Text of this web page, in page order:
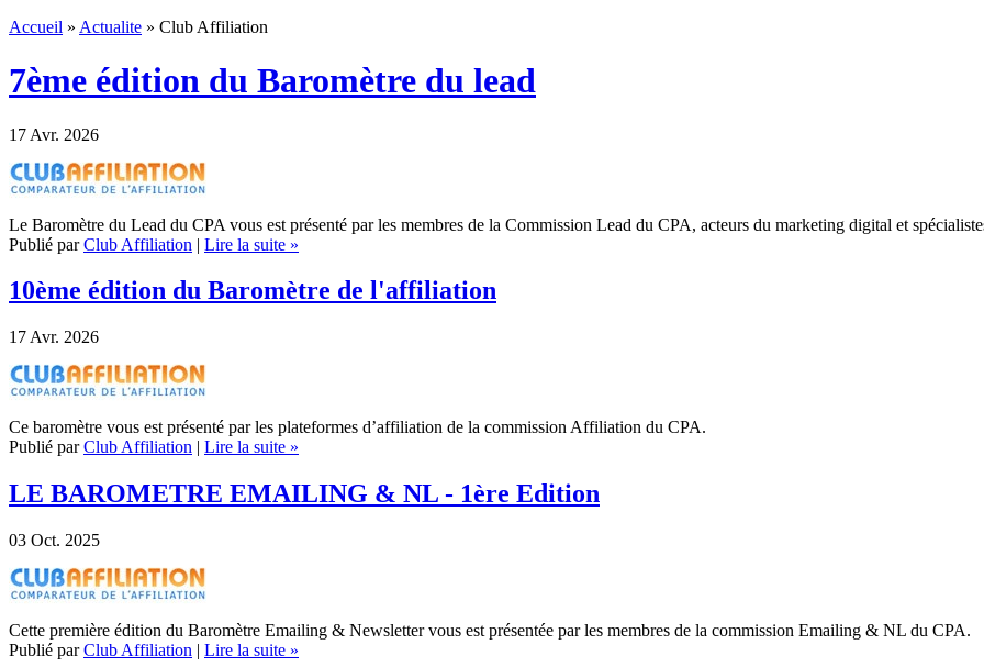
Accueil » Actualite » Club Affiliation
7ème édition du Baromètre du lead
17 Avr. 2026
Le Baromètre du Lead du CPA vous est présenté par les membres de la Commission Lead du CPA, acteurs du marketing digital et
Publié parClub Affiliation | Lire la suite »
10ème édition du Baromètre de l'affiliation
17 Avr. 2026
Ce baromètre vous est présenté par les plateformes d’affiliation de la commission Affiliation du CPA.
Publié parClub Affiliation | Lire la suite »
LE BAROMETRE EMAILING & NL - 1ère Edition
03 Oct. 2025
Cette première édition du Baromètre Emailing & Newsletter vous est présentée par les membres de la commission Emailing & NL du CPA.
Publié parClub Affiliation | Lire la suite »